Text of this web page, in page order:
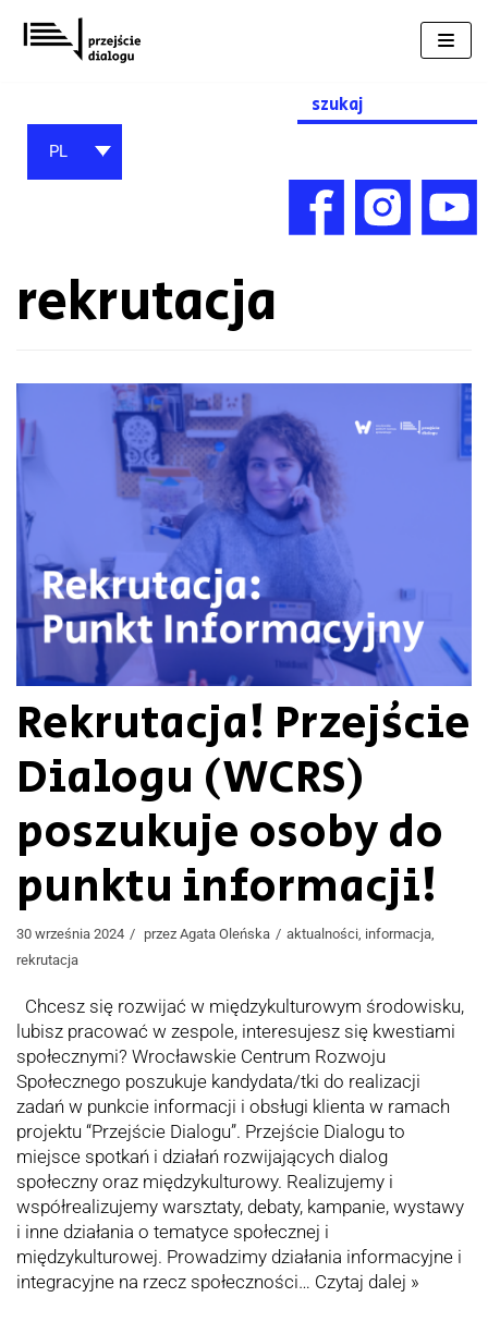
Przejdź
do
Search
for:
PL
rekrutacja
Rekrutacja! Przejście
Dialogu (WCRS)
poszukuje osoby do
punktu informacji!
30 września 2024 przez Agata Oleńska aktualności, informacja,
rekrutacja
Chcesz się rozwijać w międzykulturowym środowisku,
lubisz pracować w zespole, interesujesz się kwestiami
społecznymi? Wrocławskie Centrum Rozwoju
Społecznego poszukuje kandydata/tki do realizacji
zadań w punkcie informacji i obsługi klienta w ramach
projektu “Przejście Dialogu”. Przejście Dialogu to
miejsce spotkań i działań rozwijających dialog
społeczny oraz międzykulturowy. Realizujemy i
współrealizujemy warsztaty, debaty, kampanie, wystawy
i inne działania o tematyce społecznej i
międzykulturowej. Prowadzimy działania informacyjne i
integracyjne na rzecz społeczności… Czytaj dalej »